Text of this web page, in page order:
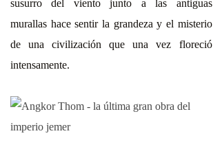
susurro del viento junto a las antiguas
murallas hace sentir la grandeza y el misterio
de una civilización que una vez floreció
intensamente.